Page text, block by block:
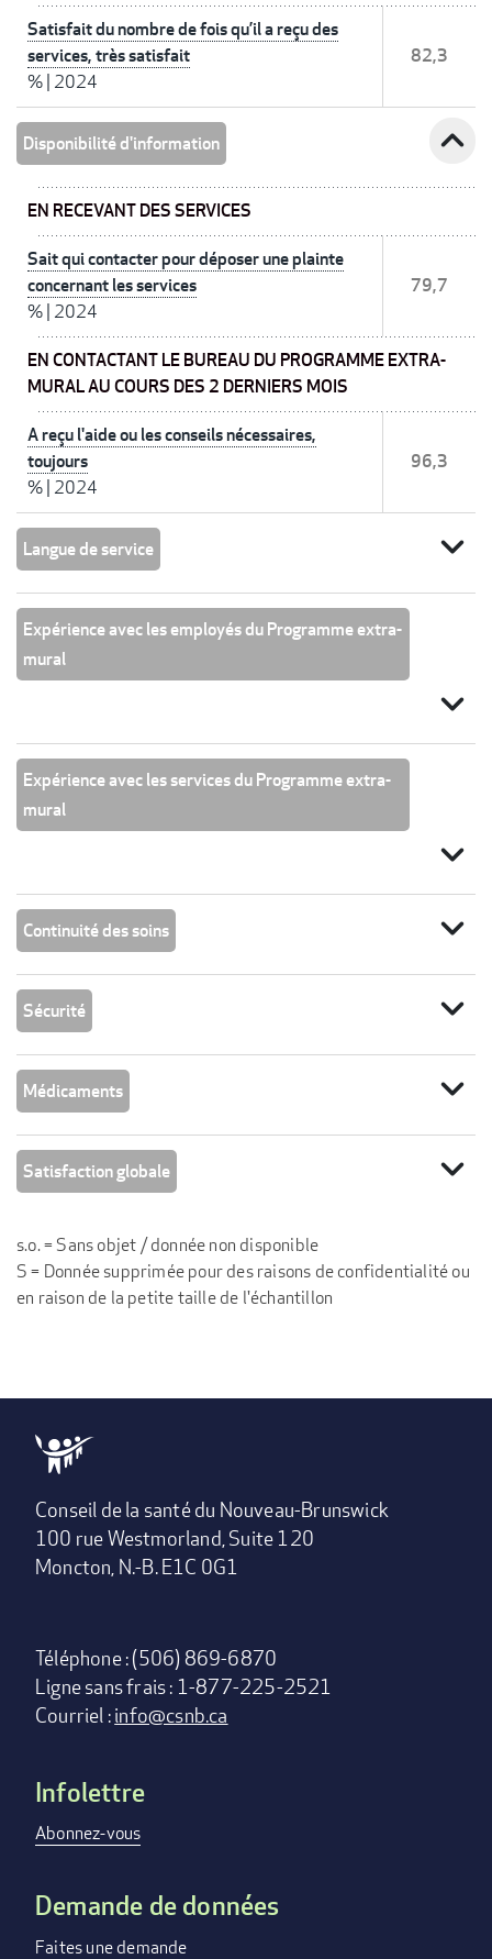
Satisfait du nombre de fois qu’il a reçu des
services, très satisfait
% 2024
82,3
Disponibilité d'information expand_less
EN RECEVANT DES SERVICES
Sait qui contacter pour déposer une plainte
concernant les services
% 2024
79,7
EN CONTACTANT LE BUREAU DU PROGRAMME EXTRA-
MURAL AU COURS DES 2 DERNIERS MOIS
A reçu l'aide ou les conseils nécessaires,
toujours
% 2024
96,3
Langue de service expand_more
Expérience avec les employés du Programme extra-
mural
expand_more
Expérience avec les services du Programme extra-
mural
expand_more
Continuité des soins expand_more
Sécurité expand_more
Médicaments expand_more
Satisfaction globale expand_more
s.o. = Sans objet / donnée non disponible
S = Donnée supprimée pour des raisons de confidentialité ou
en raison de la petite taille de l'échantillon
Conseil de la santé du Nouveau-Brunswick
100 rue Westmorland, Suite 120
Moncton, N.-B. E1C 0G1
Téléphone : (506) 869-6870
Ligne sans frais : 1-877-225-2521
Courriel :info@csnb.ca
Footer
menu
Infolettre
Abonnez-vous
Demande de données
Faites une demande